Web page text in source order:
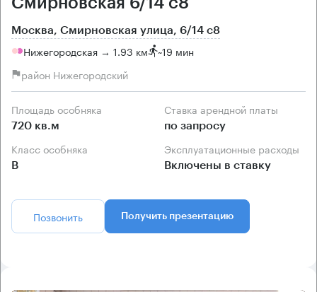
Москва, Смирновская улица, 6/14 с8
Нижегородская → 1.93 км ~19 мин
район Нижегородский
Площадь особняка
720 кв.м
Ставка арендной платы
по запросу
Класс особняка
B
Эксплуатационные расходы
Включены в ставку
Позвонить Получить презентацию